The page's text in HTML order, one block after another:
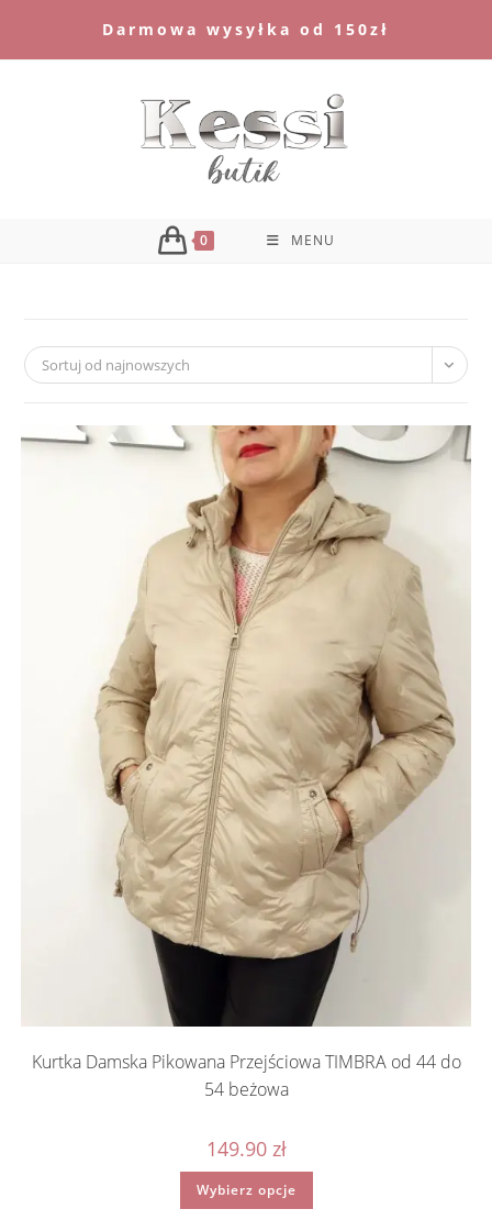
Darmowa wysyłka od 150zł
0 MENU
Sortuj od najnowszych
Kurtka Damska Pikowana Przejściowa TIMBRA od 44 do
54 beżowa
149.90 zł
Wybierz opcje
Ten
ma